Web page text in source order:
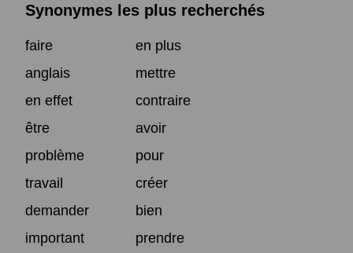
Synonymes les plus recherchés
faire
en plus
anglais
mettre
en effet
contraire
être
avoir
problème
pour
travail
créer
demander
bien
important
prendre